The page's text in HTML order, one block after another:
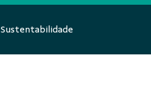
Sustentabilidade